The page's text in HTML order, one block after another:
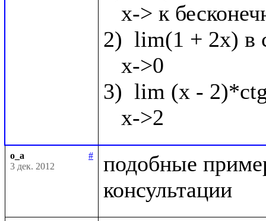
2)  lim(1 + 2x) в
3)  lim (x -
o_a
#
3 дек. 2012
подобные